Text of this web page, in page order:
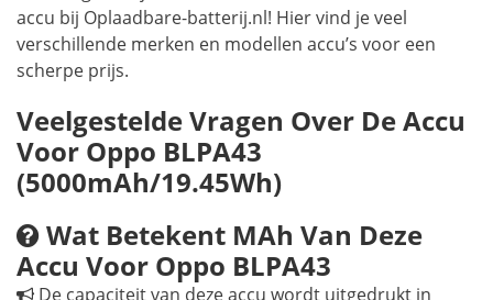
accu bij Oplaadbare-batterij.nl! Hier vind je veel
verschillende merken en modellen accu’s voor een
scherpe prijs.
Veelgestelde Vragen Over De Accu
Voor Oppo BLPA43
(5000mAh/19.45Wh)
Wat Betekent MAh Van Deze
Accu Voor Oppo BLPA43
De capaciteit van deze accu wordt uitgedrukt in